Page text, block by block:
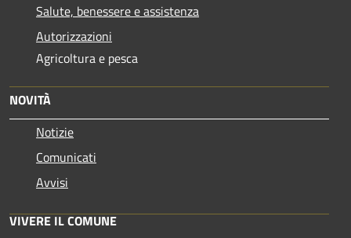
Salute, benessere e assistenza
Autorizzazioni
Agricoltura e pesca
NOVITÀ
Notizie
Comunicati
Avvisi
VIVERE IL COMUNE